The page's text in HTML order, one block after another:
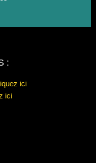
:
ici
ici